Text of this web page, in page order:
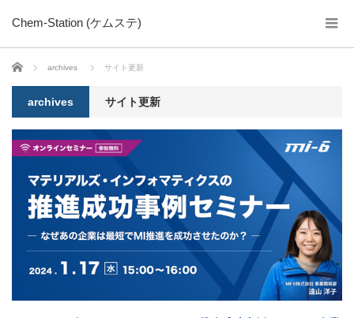
Chem-Station (ケムステ)
ホーム archives サイト更新
archives サイト更新